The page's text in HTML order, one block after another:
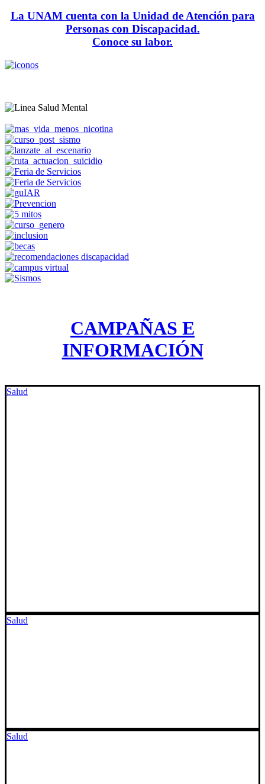
La UNAM cuenta con la Unidad de Atención para
Personas con Discapacidad.
Conoce su labor.
CAMPAÑAS E
INFORMACIÓN
Salud
Salud
Salud